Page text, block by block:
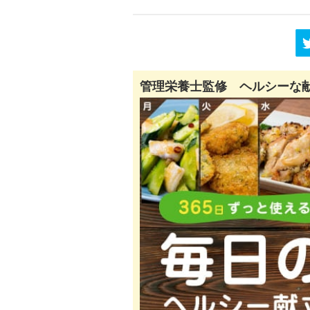
管理栄養士監修 ヘルシーな